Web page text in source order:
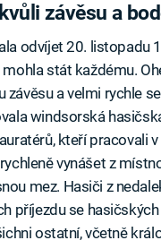
závěsu a
odvíjet 20. listopadu
mohla stát každému.
závěsu a velmi rychle
windsorská
kteří pracovali
vynášet z
mez. Hasiči z
příjezdu se
ostatní, včetně